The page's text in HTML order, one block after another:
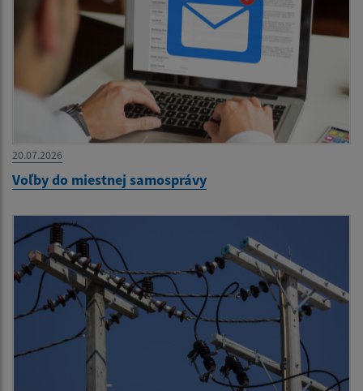
20.07.2026
Voľby do miestnej samosprávy